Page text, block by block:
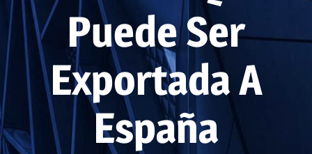
Puede Ser
Exportada A
España